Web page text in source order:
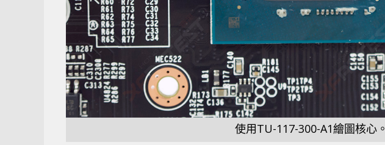
使用TU-117-300-A1繪圖核心。